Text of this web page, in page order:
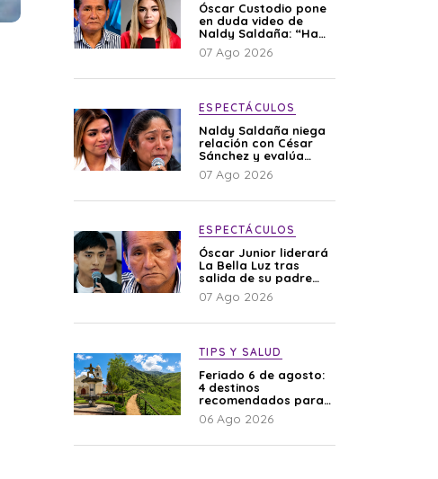
Óscar Custodio pone
en duda video de
Naldy Saldaña: “Hay
cosas que de repente
se han editado”
07 Ago 2026
ESPECTÁCULOS
Naldy Saldaña niega
relación con César
Sánchez y evalúa
denunciar a su
esposa: “Es una
07 Ago 2026
ESPECTÁCULOS
Óscar Junior liderará
La Bella Luz tras
salida de su padre
por polémica con
Naldy Saldaña
07 Ago 2026
TIPS Y SALUD
Feriado 6 de agosto:
4 destinos
recomendados para
disfrutar el descanso
06 Ago 2026